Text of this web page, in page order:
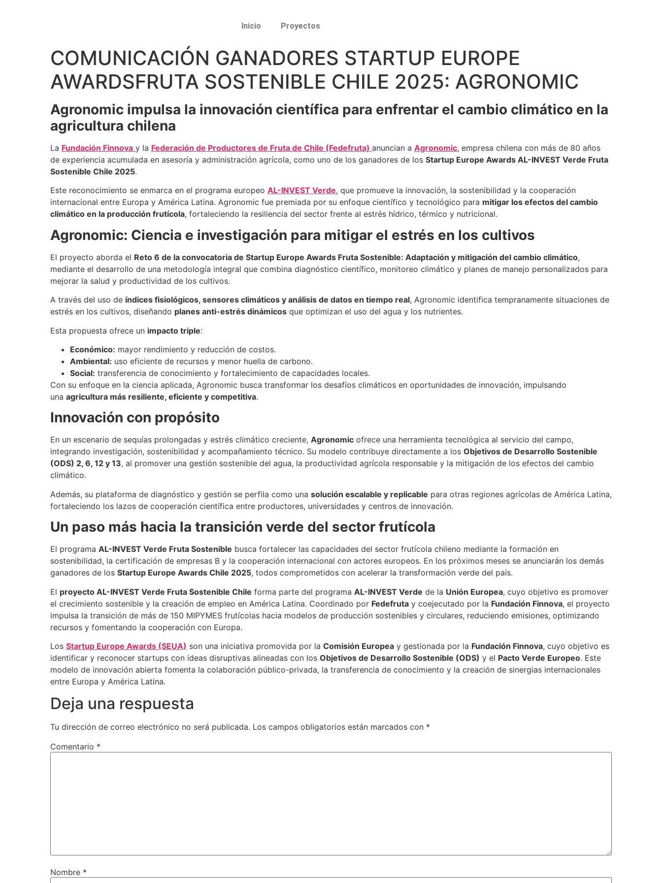
Inicio Proyectos
COMUNICACIÓN GANADORES STARTUP EUROPE
AWARDSFRUTA SOSTENIBLE CHILE 2025: AGRONOMIC
Agronomic impulsa la innovación científica para enfrentar el cambio climático en la
agricultura chilena
La Fundación Finnova y la Federación de Productores de Fruta de Chile (Fedefruta) anuncian a Agronomic, empresa chilena con más de 80 años
de experiencia acumulada en asesoría y administración agrícola, como uno de los ganadores de los Startup Europe Awards AL-INVEST Verde Fruta
Sostenible Chile 2025.
Este reconocimiento se enmarca en el programa europeo AL-INVEST Verde, que promueve la innovación, la sostenibilidad y la cooperación
internacional entre Europa y América Latina. Agronomic fue premiada por su enfoque científico y tecnológico para mitigar los efectos del cambio
climático en la producción frutícola, fortaleciendo la resiliencia del sector frente al estrés hídrico, térmico y nutricional.
Agronomic: Ciencia e investigación para mitigar el estrés en los cultivos
El proyecto aborda el Reto 6 de la convocatoria de Startup Europe Awards Fruta Sostenible: Adaptación y mitigación del cambio climático,
mediante el desarrollo de una metodología integral que combina diagnóstico científico, monitoreo climático y planes de manejo personalizados para
mejorar la salud y productividad de los cultivos.
A través del uso de índices fisiológicos, sensores climáticos y análisis de datos en tiempo real, Agronomic identifica tempranamente situaciones de
estrés en los cultivos, diseñando planes anti-estrés dinámicos que optimizan el uso del agua y los nutrientes.
Esta propuesta ofrece un impacto triple:
Económico: mayor rendimiento y reducción de costos.
Ambiental: uso eficiente de recursos y menor huella de carbono.
Social: transferencia de conocimiento y fortalecimiento de capacidades locales.
Con su enfoque en la ciencia aplicada, Agronomic busca transformar los desafíos climáticos en oportunidades de innovación, impulsando
una agricultura más resiliente, eficiente y competitiva.
Innovación con propósito
En un escenario de sequías prolongadas y estrés climático creciente, Agronomic ofrece una herramienta tecnológica al servicio del campo,
integrando investigación, sostenibilidad y acompañamiento técnico. Su modelo contribuye directamente a los Objetivos de Desarrollo Sostenible
(ODS) 2, 6, 12 y 13, al promover una gestión sostenible del agua, la productividad agrícola responsable y la mitigación de los efectos del cambio
climático.
Además, su plataforma de diagnóstico y gestión se perfila como una solución escalable y replicable para otras regiones agrícolas de América Latina,
fortaleciendo los lazos de cooperación científica entre productores, universidades y centros de innovación.
Un paso más hacia la transición verde del sector frutícola
El programa AL-INVEST Verde Fruta Sostenible busca fortalecer las capacidades del sector frutícola chileno mediante la formación en
sostenibilidad, la certificación de empresas B y la cooperación internacional con actores europeos. En los próximos meses se anunciarán los demás
ganadores de los Startup Europe Awards Chile 2025, todos comprometidos con acelerar la transformación verde del país.
El proyecto AL-INVEST Verde Fruta Sostenible Chile forma parte del programa AL-INVEST Verde de la Unión Europea, cuyo objetivo es promover
el crecimiento sostenible y la creación de empleo en América Latina. Coordinado por Fedefruta y coejecutado por la Fundación Finnova, el proyecto
impulsa la transición de más de 150 MIPYMES frutícolas hacia modelos de producción sostenibles y circulares, reduciendo emisiones, optimizando
recursos y fomentando la cooperación con Europa.
Los Startup Europe Awards (SEUA) son una iniciativa promovida por la Comisión Europea y gestionada por la Fundación Finnova, cuyo objetivo es
identificar y reconocer startups con ideas disruptivas alineadas con los Objetivos de Desarrollo Sostenible (ODS) y el Pacto Verde Europeo. Este
modelo de innovación abierta fomenta la colaboración público-privada, la transferencia de conocimiento y la creación de sinergias internacionales
entre Europa y América Latina.
Deja una respuesta
Tu dirección de correo electrónico no será publicada. Los campos obligatorios están marcados con *
Comentario *
Nombre *